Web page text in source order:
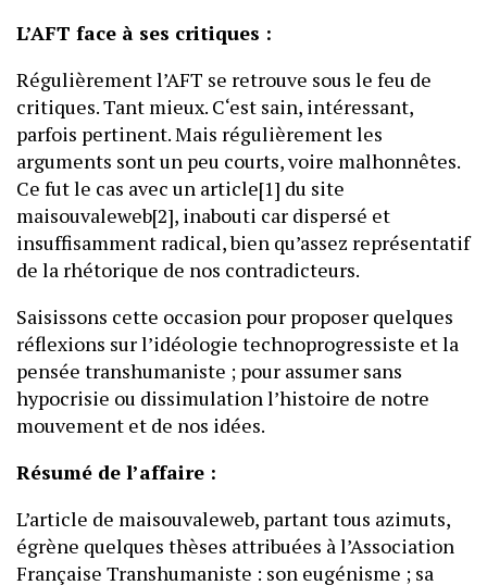
L’AFT face à ses critiques :
Régulièrement l’AFT se retrouve sous le feu de
critiques. Tant mieux. C‘est sain, intéressant,
parfois pertinent. Mais régulièrement les
arguments sont un peu courts, voire malhonnêtes.
Ce fut le cas avec un article[1] du site
maisouvaleweb[2], inabouti car dispersé et
insuffisamment radical, bien qu’assez représentatif
de la rhétorique de nos contradicteurs.
Saisissons cette occasion pour proposer quelques
réflexions sur l’idéologie technoprogressiste et la
pensée transhumaniste ; pour assumer sans
hypocrisie ou dissimulation l’histoire de notre
mouvement et de nos idées.
Résumé de l’affaire :
L’article de maisouvaleweb, partant tous azimuts,
égrène quelques thèses attribuées à l’Association
Française Transhumaniste : son eugénisme ; sa